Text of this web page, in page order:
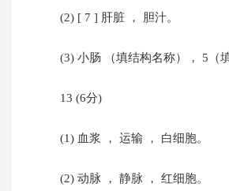
(2) [ 7 ] 肝脏 ， 胆汁。
(3) 小肠 （填结构名称）， 5（
13 (6分)
(1) 血浆 ， 运输 ， 白细胞。
(2) 动脉 ， 静脉 ， 红细胞。